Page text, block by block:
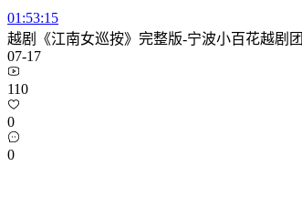
01:53:15
越剧《江南女巡按》完整版-宁波小百花越剧团
07-17
110
0
0